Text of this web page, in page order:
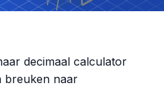
decimaal calculator
breuken naar